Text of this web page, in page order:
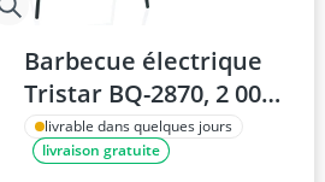
Barbecue électrique
Tristar BQ-2870, 2 000
Wlivrable dans quelques jours
livraison gratuite